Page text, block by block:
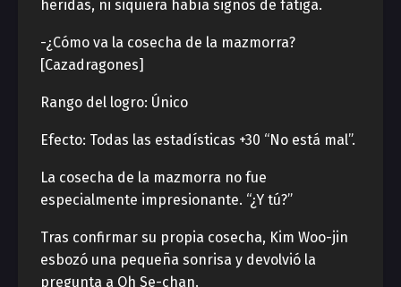
heridas, ni siquiera había signos de fatiga.
-¿Cómo va la cosecha de la mazmorra?
[Cazadragones]
Rango del logro: Único
Efecto: Todas las estadísticas +30 “No está mal”.
La cosecha de la mazmorra no fue
especialmente impresionante. “¿Y tú?”
Tras confirmar su propia cosecha, Kim Woo-jin
esbozó una pequeña sonrisa y devolvió la
pregunta a Oh Se-chan.